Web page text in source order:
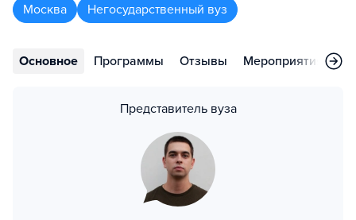
Москва Негосударственный вуз
Основное Программы Отзывы Мероприятия
Представитель вуза